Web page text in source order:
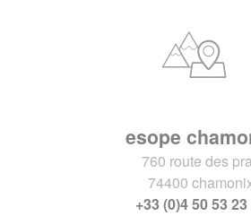
esope
760 route des
74400
+33 (0)4 50 53 23